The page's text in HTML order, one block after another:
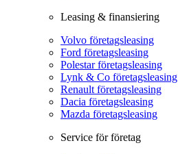
Leasing & finansiering
Volvo företagsleasing
Ford företagsleasing
Polestar företagsleasing
Lynk & Co företagsleasing
Renault företagsleasing
Dacia företagsleasing
Mazda företagsleasing
Service för företag